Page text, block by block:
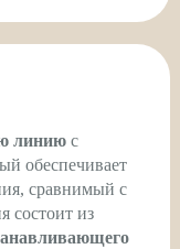
линиюс
обеспечивает
сравнимый с
состоит из